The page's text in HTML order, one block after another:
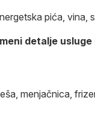
pića, vina,
detalje
menjačnica,